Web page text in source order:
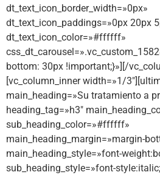
dt_text_icon_border_width=»0px»
dt_text_icon_paddings=»0px 20px
dt_text_icon_color=»#ffffff»
bottom: 30px !important;}»][/
[vc_column_inner width=»1/
main_heading=»Su tratamiento a
heading_tag=»h3″
sub_heading_color=»#ffffff»
main_heading_margin=»margin-
main_heading_style=»font-
sub_heading_style=»font-